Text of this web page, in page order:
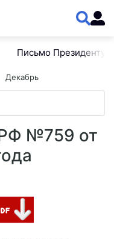
Письмо Президенту
Декабрь
№759 от